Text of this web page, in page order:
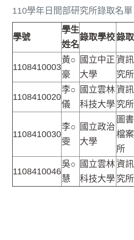
110學年日間部研究所錄取名單
學號
學生
姓名
錄取學校錄
1108410003
黃○
豪
國立中正
大學
資
究所
1108410020
李○
儀
國立雲林
科技大學
資
究所
1108410030
李○
雯
國立政治
大學
圖
檔
所
1108410046
吳○
慧
國立雲林
科技大學
資
究所